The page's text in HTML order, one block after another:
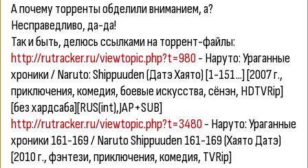
А почему торренты обделили вниманием, а?
Несправедливо, да-да!
Так и быть, делюсь ссылками на торрент-файлы:
http://rutracker.ru/viewtopic.php?t=980- Наруто: Ураганные
хроники / Naruto: Shippuuden (Датэ Хаято) [1-151...] [2007 г.,
приключения, комедия, боевые искусства, сёнэн, HDTVRip]
[без хардсаба][RUS(int),JAP+SUB]
http://rutracker.ru/viewtopic.php?t=3480- Наруто: Ураганные
хроники 161-169 / Naruto Shippuuden 161-169 (Хаято Датэ)
[2010 г., фэнтези, приключения, комедия, TVRip]